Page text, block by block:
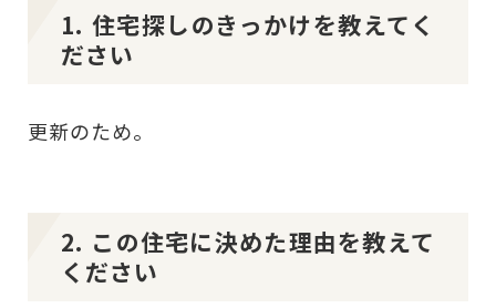
1. 住宅探しのきっかけを教えてく
ださい
更新のため。
2. この住宅に決めた理由を教えて
ください